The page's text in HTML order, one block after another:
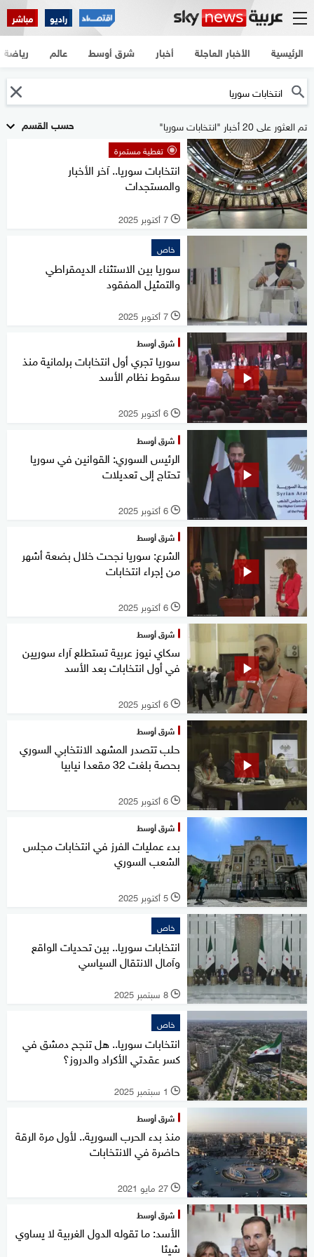
راديو مباشر
الرئيسية الأخبار العاجلة أخبار شرق أوسط عالم رياضة
حسب القسم تم العثور على 20 أخبار "انتخابات سوريا"
تغطية مستمرة
انتخابات سوريا.. آخر الأخبار
والمستجدات
l 7 أكتوبر 2025
خاص
سوريا بين الاستثناء الديمقراطي
والتمثيل المفقود
l 7 أكتوبر 2025
شرق أوسط
سوريا تجري أول انتخابات برلمانية منذ
سقوط نظام الأسد
l 6 أكتوبر 2025
شرق أوسط
الرئيس السوري: القوانين في سوريا
تحتاج إلى تعديلات
l 6 أكتوبر 2025
شرق أوسط
الشرع: سوريا نجحت خلال بضعة أشهر
من إجراء انتخابات
l 6 أكتوبر 2025
شرق أوسط
سكاي نيوز عربية تستطلع آراء سوريين
في أول انتخابات بعد الأسد
l 6 أكتوبر 2025
شرق أوسط
حلب تتصدر المشهد الانتخابي السوري
بحصة بلغت 32 مقعدا نيابيا
l 6 أكتوبر 2025
شرق أوسط
بدء عمليات الفرز في انتخابات مجلس
الشعب السوري
l 5 أكتوبر 2025
خاص
انتخابات سوريا.. بين تحديات الواقع
وآمال الانتقال السياسي
l 8 سبتمبر 2025
خاص
انتخابات سوريا.. هل تنجح دمشق في
كسر عقدتي الأكراد والدروز؟
l 1 سبتمبر 2025
شرق أوسط
منذ بدء الحرب السورية.. لأول مرة الرقة
حاضرة في الانتخابات
l 27 مايو 2021
شرق أوسط
الأسد: ما تقوله الدول الغربية لا يساوي
شيئا